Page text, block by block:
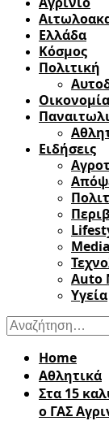
Ελλάδα
Κόσμος
Πολιτική
Οικονομία
Ειδήσεις
Media
Auto
Υγεία
Αναζήτηση
για:
Home
Αθλητικά
Στα 15
ο ΓΑΣ